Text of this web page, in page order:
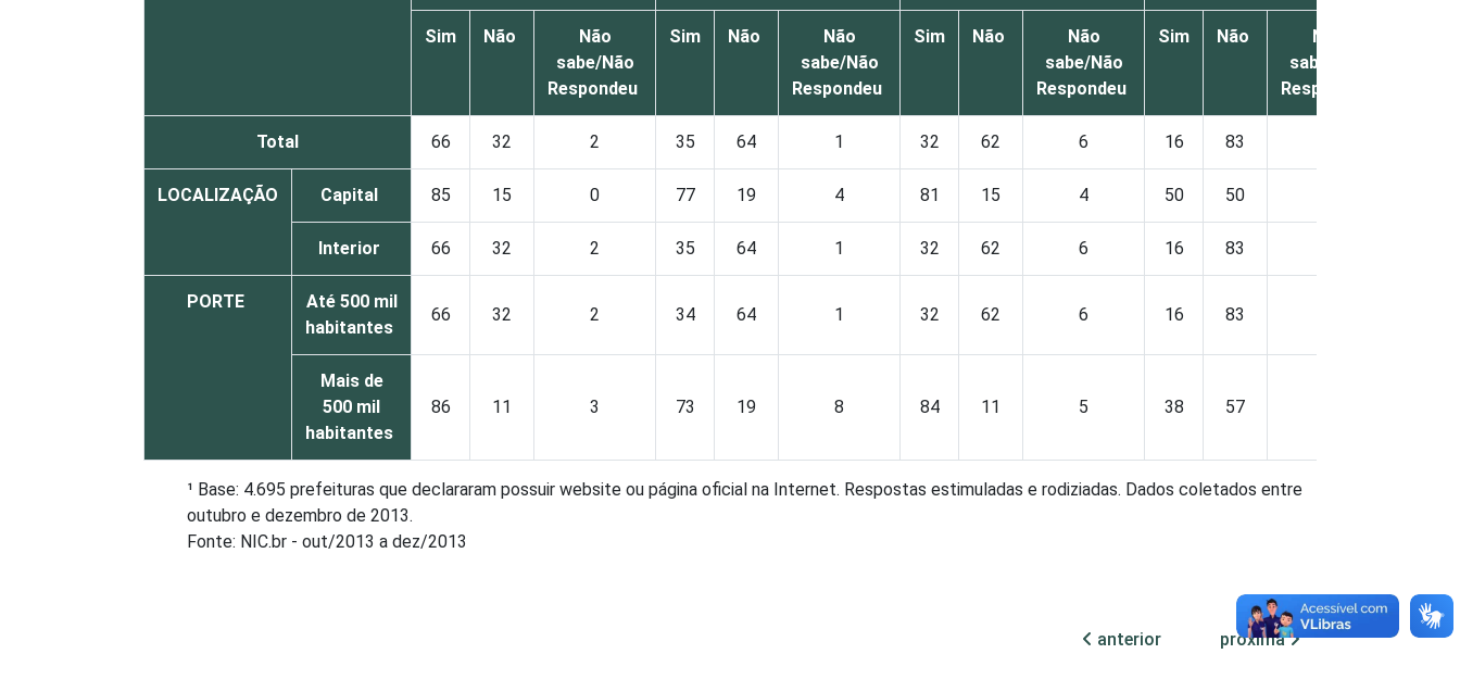
Sim Não
Não
sabe/Não
Respondeu
Sim Não
Não
sabe/Não
Respondeu
Sim Não
Não
sabe/Não
Respondeu
Sim Não
Não
sabe/Não
Respondeu
Total 66 32 2 35 64 1 32 62 6 16 83
LOCALIZAÇÃO Capital 85 15 0 77 19 4 81 15 4 50 50
Interior 66 32 2 35 64 1 32 62 6 16 83
PORTE
Até 500 mil
habitantes
66 32 2 34 64 1 32 62 6 16 83
Mais de
500 mil
habitantes
86 11 3 73 19 8 84 11 5 38 57
¹ Base: 4.695 prefeituras que declararam possuir website ou página oficial na Internet. Respostas estimuladas e rodiziadas. Dados coletados entre
outubro e dezembro de 2013.
Fonte: NIC.br - out/2013 a dez/2013
anterior próxima